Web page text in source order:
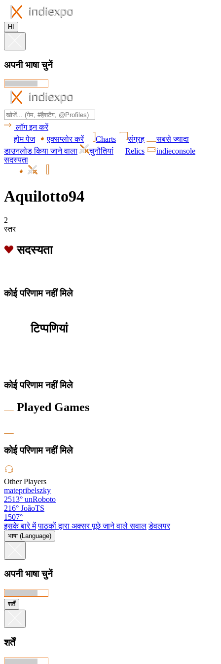
HI
अपनी भाषा चुनें
लॉग इन करें
होम पेज
एक्सप्लोर करें Charts संग्रह
सबसे ज्यादा
डाउनलोड किया जाने वाला
चुनौतियां Relics
indieconsole
सदस्यता
Aquilotto94
2
स्तर
सदस्यता
कोई परिणाम नहीं मिले
टिप्पणियां
कोई परिणाम नहीं मिले
Played Games
कोई परिणाम नहीं मिले
Other Players
matepribelszky
2513° unRoboto
216° JoãoTS
1507°
इसके बारे में पाठकों द्वारा अक्सर पूछे जाने वाले सवाल डेवलपर
भाषा (Language)
अपनी भाषा चुनें
शर्तें
शर्तें